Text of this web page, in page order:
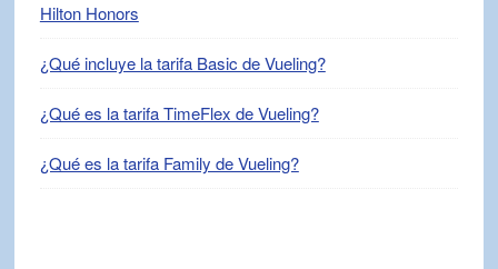
Hilton Honors
¿Qué incluye la tarifa Basic de Vueling?
¿Qué es la tarifa TimeFlex de Vueling?
¿Qué es la tarifa Family de Vueling?